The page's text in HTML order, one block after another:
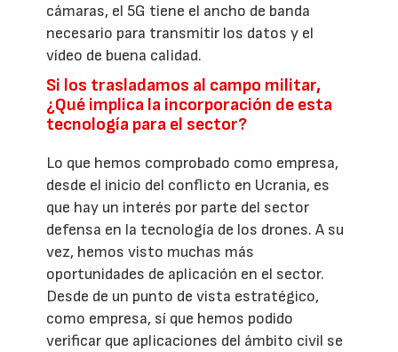
cámaras, el 5G tiene el ancho de banda
necesario para transmitir los datos y el
vídeo de buena calidad.
Si los trasladamos al campo militar,
¿Qué implica la incorporación de esta
tecnología para el sector?
Lo que hemos comprobado como empresa,
desde el inicio del conflicto en Ucrania, es
que hay un interés por parte del sector
defensa en la tecnología de los drones. A su
vez, hemos visto muchas más
oportunidades de aplicación en el sector.
Desde de un punto de vista estratégico,
como empresa, sí que hemos podido
verificar que aplicaciones del ámbito civil se